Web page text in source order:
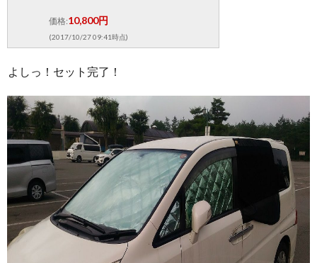
価格:10,800円
(2017/10/27 09:41時点)
よしっ！セット完了！